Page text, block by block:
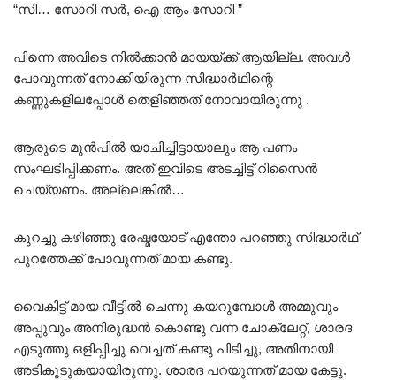
“സി… സോറി സർ, ഐ ആം സോറി ”
പിന്നെ അവിടെ നിൽക്കാൻ മായയ്ക്ക് ആയില്ല. അവൾ
പോവുന്നത് നോക്കിയിരുന്ന സിദ്ധാർഥിന്റെ
കണ്ണുകളിലപ്പോൾ തെളിഞ്ഞത് നോവായിരുന്നു .
ആരുടെ മുൻപിൽ യാചിച്ചിട്ടായാലും ആ പണം
സംഘടിപ്പിക്കണം. അത് ഇവിടെ അടച്ചിട്ട് റിസൈൻ
ചെയ്യണം. അല്ലെങ്കിൽ…
കുറച്ചു കഴിഞ്ഞു രേഷ്മയോട് എന്തോ പറഞ്ഞു സിദ്ധാർഥ്
പുറത്തേക്ക് പോവുന്നത് മായ കണ്ടു.
വൈകിട്ട് മായ വീട്ടിൽ ചെന്നു കയറുമ്പോൾ അമ്മുവും
അപ്പുവും അനിരുദ്ധൻ കൊണ്ടു വന്ന ചോക്ലേറ്റ്, ശാരദ
എടുത്തു ഒളിപ്പിച്ചു വെച്ചത് കണ്ടു പിടിച്ചു, അതിനായി
അടികൂടുകയായിരുന്നു. ശാരദ പറയുന്നത് മായ കേട്ടു.